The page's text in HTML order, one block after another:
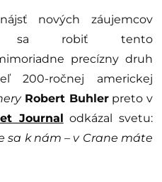
nových záujemcov
sa robiť tento
precízny druh
200-ročnej americkej
Robert Buhlerpreto v
Journal odkázal svetu:
sa k nám – v Crane máte